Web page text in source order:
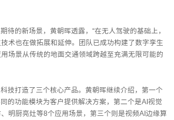
待的新场景，黄朝晖透露，“在无人驾驶的基础上，
术也在做拓展和延伸。团队已成功构建了数字孪生
场景从传统的地面交通领域跨越至充满无限可能的
技打造了三个核心产品。黄朝晖继续介绍，第一个
的功能模块为客户提供解决方案，第二个是AI视觉
明厨亮灶等8个应用场景，第三个则是视频AI边缘算